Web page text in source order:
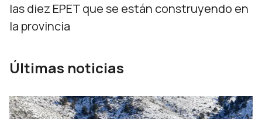
las diez EPET que se están construyendo en
la provincia
Últimas noticias